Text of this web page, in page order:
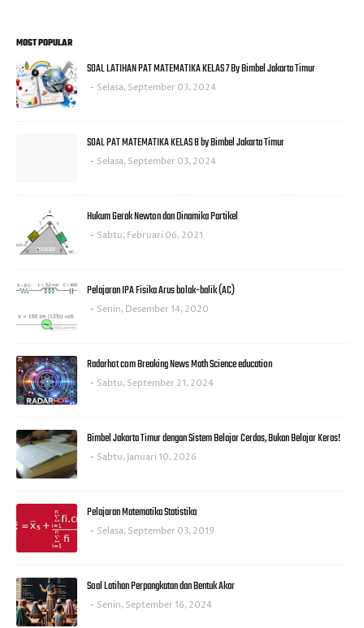
MOST POPULAR
SOAL LATIHAN PAT MATEMATIKA KELAS 7 By Bimbel Jakarta Timur
Selasa, September 03, 2024
SOAL PAT MATEMATIKA KELAS 8 by Bimbel Jakarta Timur
Selasa, September 03, 2024
Hukum Gerak Newton dan Dinamika Partikel
Sabtu, Februari 06, 2021
Pelajaran IPA Fisika Arus bolak-balik (AC)
Senin, Desember 14, 2020
Radarhot com Breaking News Math Science education
Sabtu, September 21, 2024
Bimbel Jakarta Timur dengan Sistem Belajar Cerdas, Bukan Belajar Keras!
Sabtu, Januari 10, 2026
Pelajaran Matematika Statistika
Selasa, September 03, 2019
Soal Latihan Perpangkatan dan Bentuk Akar
Senin, September 16, 2024